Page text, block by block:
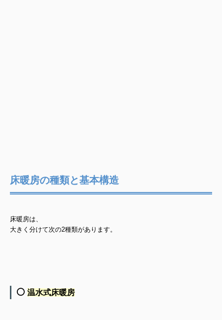
床暖房の種類と基本構造
床暖房は、
大きく分けて次の2種類があります。
⚪️ 温水式床暖房